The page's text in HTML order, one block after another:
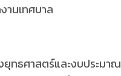
านเทศบาล
ยุทธศาสตร์และงบประมาณ